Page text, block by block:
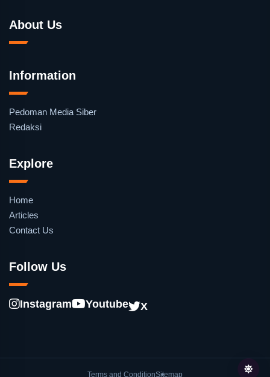
About Us
Information
Pedoman Media Siber
Redaksi
Explore
Home
Articles
Contact Us
Follow Us
Instagram Youtube X
Terms and ConditionSitemap